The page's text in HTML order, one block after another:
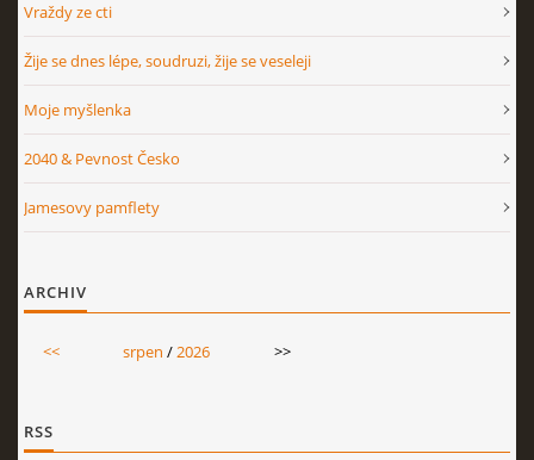
Vraždy ze cti
Žije se dnes lépe, soudruzi, žije se veseleji
Moje myšlenka
2040 & Pevnost Česko
Jamesovy pamflety
ARCHIV
<< srpen /2026 >>
RSS